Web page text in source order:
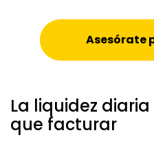
Asesórate
La liquidez
que facturar